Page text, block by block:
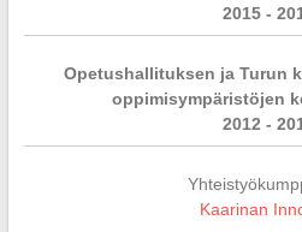
2015 -
Opetushallituksen ja Turun
oppimisympäristöjen
2012 -
Kaarinan